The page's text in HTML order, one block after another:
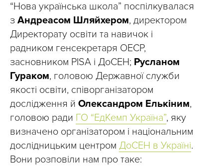
“Нова українська школа” поспілкувалася
з Андреасом Шляйхером, директором
Директорату освіти та навичок і
радником генсекретаря ОЕСР,
засновником PISA і ДоСЕН; Русланом
Гураком, головою Державної служби
якості освіти, співорганізатором
дослідження й Олександром Елькіним,
головою ради ГО “ЕдКемп Україна”, яку
визначено організатором і національним
дослідницьким центром ДоСЕН в Україні.
Вони розповіли нам про таке: